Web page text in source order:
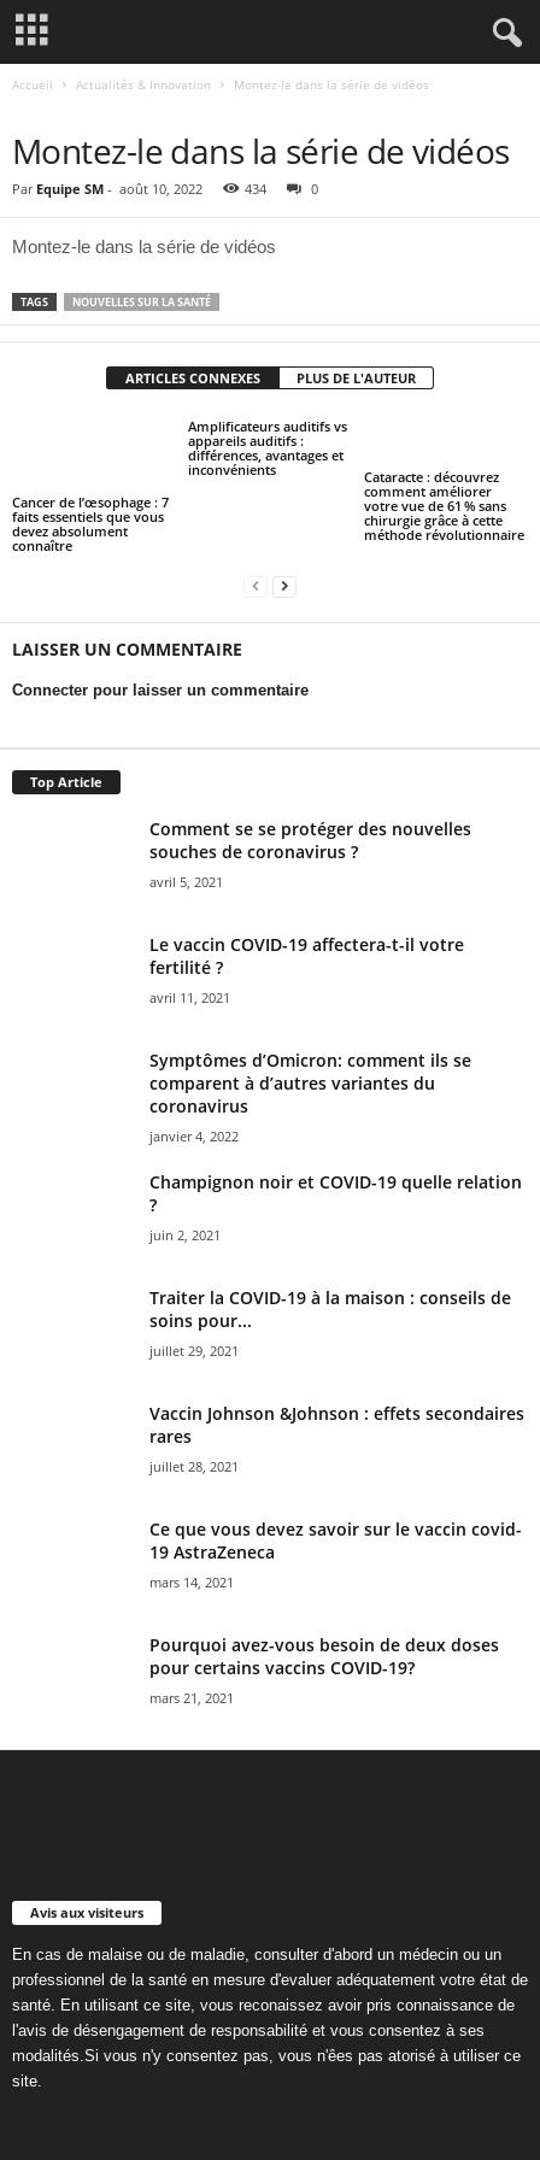
Accueil Actualités & Innovation Montez-le dans la série de vidéos
Montez-le dans la série de vidéos
Par Equipe SM - août 10, 2022 434 0
Montez-le dans la série de vidéos
TAGS NOUVELLES SUR LA SANTÉ
ARTICLES CONNEXES PLUS DE L'AUTEUR
Cancer de l’œsophage : 7
faits essentiels que vous
devez absolument
connaître
Amplificateurs auditifs vs
appareils auditifs :
différences, avantages et
inconvénients
Cataracte : découvrez
comment améliorer
votre vue de 61 % sans
chirurgie grâce à cette
méthode révolutionnaire
LAISSER UN COMMENTAIRE
Connecter pour laisser un commentaire
Top Article
Comment se se protéger des nouvelles
souches de coronavirus ?
avril 5, 2021
Le vaccin COVID-19 affectera-t-il votre
fertilité ?
avril 11, 2021
Symptômes d’Omicron: comment ils se
comparent à d’autres variantes du
coronavirus
janvier 4, 2022
Champignon noir et COVID-19 quelle relation
?
juin 2, 2021
Traiter la COVID-19 à la maison : conseils de
soins pour...
juillet 29, 2021
Vaccin Johnson &Johnson : effets secondaires
rares
juillet 28, 2021
Ce que vous devez savoir sur le vaccin covid-
19 AstraZeneca
mars 14, 2021
Pourquoi avez-vous besoin de deux doses
pour certains vaccins COVID-19?
mars 21, 2021
Avis aux visiteurs
En cas de malaise ou de maladie, consulter d'abord un médecin ou un
professionnel de la santé en mesure d'evaluer adéquatement votre état de
santé. En utilisant ce site, vous reconaissez avoir pris connaissance de
l'avis de désengagement de responsabilité et vous consentez à ses
modalités.Si vous n'y consentez pas, vous n'êes pas atorisé à utiliser ce
site.